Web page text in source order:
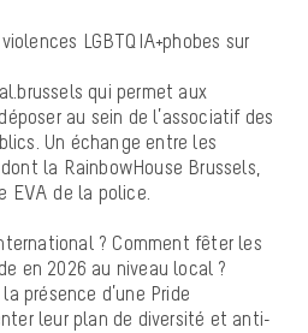
LGBTQIA+phobes sur
qui permet aux
au sein de l’associatif des
Un échange entre les
la RainbowHouse Brussels,
EVA de la police.
? Comment fêter les
en 2026 au niveau local ?
présence d’une Pride
leur plan de diversité et anti-